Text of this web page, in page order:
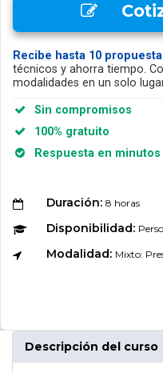
Recibe hasta 10
técnicos y ahorra tiempo.
modalidades en un solo
Sin compromisos
100% gratuito
Respuesta en minutos
Duración: 8 horas
Disponibilidad:
Modalidad: Mixto:
Descripción del curso